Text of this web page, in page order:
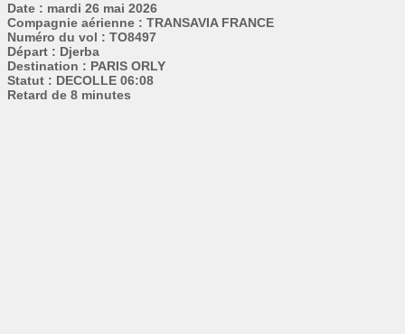
Date : mardi 26 mai 2026
Compagnie aérienne : TRANSAVIA FRANCE
Numéro du vol : TO8497
Départ : Djerba
Destination : PARIS ORLY
Statut : DECOLLE 06:08
Retard de 8 minutes